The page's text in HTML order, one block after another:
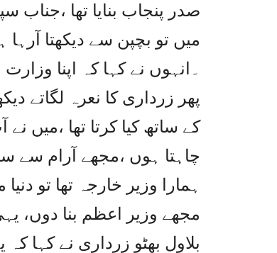
صدر پنجاب بنایا تھا
میں تو بچپن سے دیکھتا آرہا
۔انہوں نے کہا کہ اپنا
پھر زرداری کا نعرہ لگاتے
کے ساتھ کیا کرتا تھا ،میں
چاہتا ہوں ،مجھے آرام سے
ہمارا وزیر خارجہ تھا تو
مجھے وزیر اعظم بنا دوں،
بلاول بھٹو زرداری نے کہا